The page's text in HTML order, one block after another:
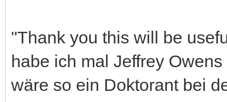
"Thank you this will be
habe ich mal Jeffrey
wäre so ein Doktorant bei